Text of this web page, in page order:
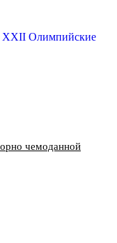
чемоданной